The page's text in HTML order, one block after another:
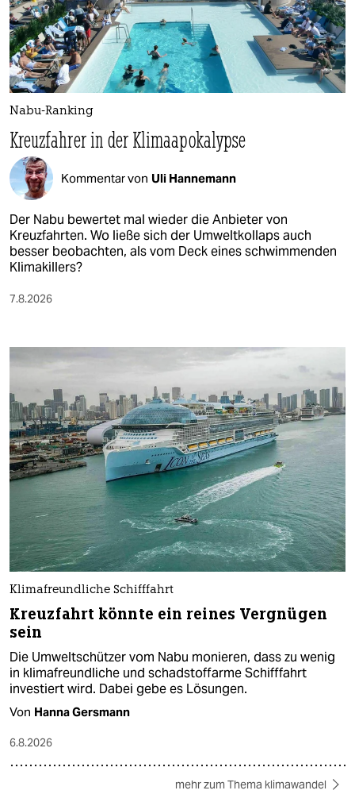
Nabu-Ranking
Kreuzfahrer in der Klimaapokalypse
Kommentar von Uli Hannemann
Der Nabu bewertet mal wieder die Anbieter von
Kreuzfahrten. Wo ließe sich der Umweltkollaps auch
besser beobachten, als vom Deck eines schwimmenden
Klimakillers?
7.8.2026
Klimafreundliche Schifffahrt
Kreuzfahrt könnte ein reines Vergnügen
sein
Die Umweltschützer vom Nabu monieren, dass zu wenig
in klimafreundliche und schadstoffarme Schifffahrt
investiert wird. Dabei gebe es Lösungen.
Von Hanna Gersmann
6.8.2026
mehr zum Thema klimawandel